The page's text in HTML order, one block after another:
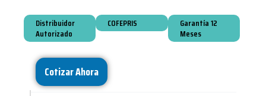
Distribuidor
Autorizado
COFEPRIS
Garantía 12
Meses
Cotizar Ahora